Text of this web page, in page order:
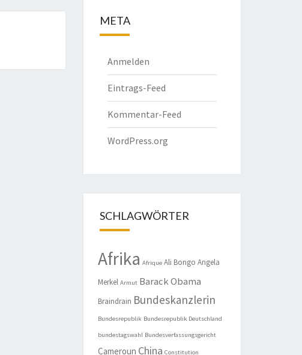
META
Anmelden
Eintrags-Feed
Kommentar-Feed
WordPress.org
SCHLAGWÖRTER
Afrika Afrique Ali Bongo Angela
Merkel Armut Barack Obama
Braindrain Bundeskanzlerin
Bundesrepublik Bundesrepublik Deutschland
bundestagswahl Bundesverfassungsgericht
Cameroun China Constitution